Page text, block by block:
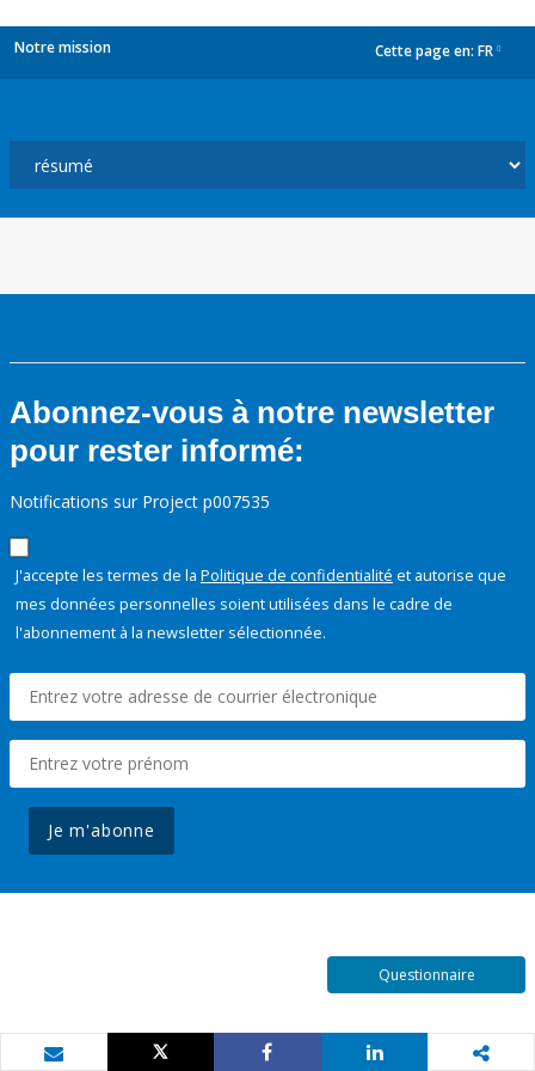
Notre mission Cette page en: FR
Abonnez-vous à notre newsletter
pour rester informé:
Notifications sur Project p007535
J'accepte les termes de la Politique de confidentialité et autorise que
mes données personnelles soient utilisées dans le cadre de
l'abonnement à la newsletter sélectionnée.
Je m'abonne
Questionnaire